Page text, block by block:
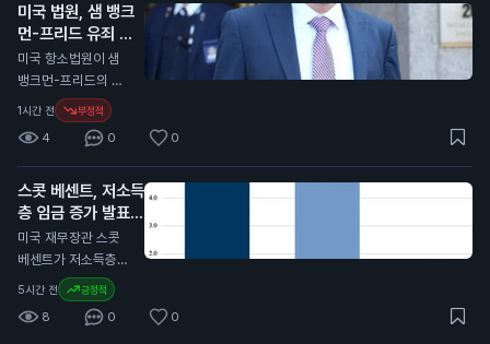
벌고 있는 사람들입니
다. 최근 조사에 따르
면, 미국인 전체의 약
63%가 생활비 부족
을 겪고 있다고 합니
다. 특히 30만 달러에
서 50만 달러를 버는
고소득자들 사이에서
이 비율이 크게 증가
했습니다. 50만 달러
이상을 버는 사람들도
40%가 생활비에 어
합니다. 이 소식은 고
소득자들도 경제적 어
미국 법원, 샘 뱅크
먼-프리드 유죄 확
정
N
미국 항소법원이 샘
뱅크먼-프리드의 유
죄 판결과 25년 형을
확정했습니다. 이 판
결은 2024년 8월 4
일에 내려졌습니다.
샘 뱅크먼-프리드는
FTX라는 암호화폐
거래소의 CEO였습니
다. 그는 고객과 투자
자에게서 수십억 달러
를 사취한 혐의로 유
죄 판결을 받았습니
1시간 전 부정적
4 0 0
스콧 베센트, 저소득
층 임금 증가 발표
N
미국 재무장관 스콧
베센트가 저소득층의
임금이 빠르게 증가하
고 있다고 밝혔습니
다. 그는 최근 발표에
5시간 전 긍정적
8 0 0